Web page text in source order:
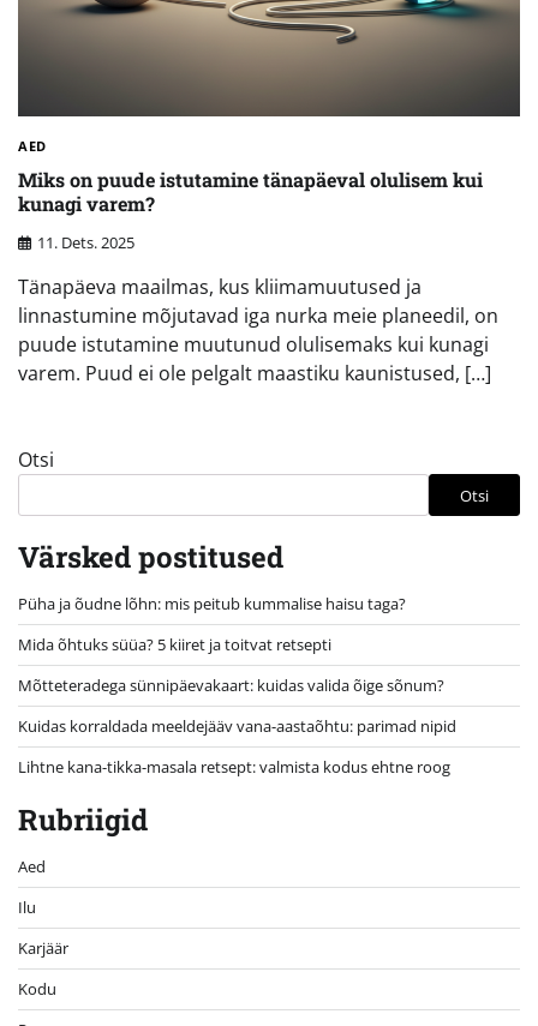
AED
Miks on puude istutamine tänapäeval olulisem kui
kunagi varem?
11. Dets. 2025
Tänapäeva maailmas, kus kliimamuutused ja
linnastumine mõjutavad iga nurka meie planeedil, on
puude istutamine muutunud olulisemaks kui kunagi
varem. Puud ei ole pelgalt maastiku kaunistused, […]
Otsi
Otsi
Värsked postitused
Püha ja õudne lõhn: mis peitub kummalise haisu taga?
Mida õhtuks süüa? 5 kiiret ja toitvat retsepti
Mõtteteradega sünnipäevakaart: kuidas valida õige sõnum?
Kuidas korraldada meeldejääv vana-aastaõhtu: parimad nipid
Lihtne kana-tikka-masala retsept: valmista kodus ehtne roog
Rubriigid
Aed
Ilu
Karjäär
Kodu